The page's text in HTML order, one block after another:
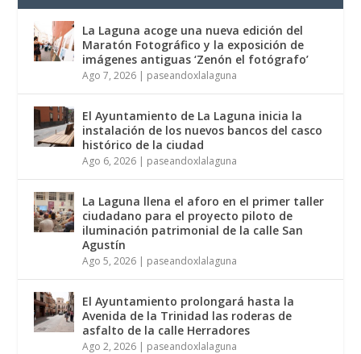
La Laguna acoge una nueva edición del
Maratón Fotográfico y la exposición de
imágenes antiguas ‘Zenón el fotógrafo’
Ago 7, 2026 | paseandoxlalaguna
El Ayuntamiento de La Laguna inicia la
instalación de los nuevos bancos del casco
histórico de la ciudad
Ago 6, 2026 | paseandoxlalaguna
La Laguna llena el aforo en el primer taller
ciudadano para el proyecto piloto de
iluminación patrimonial de la calle San
Agustín
Ago 5, 2026 | paseandoxlalaguna
El Ayuntamiento prolongará hasta la
Avenida de la Trinidad las roderas de
asfalto de la calle Herradores
Ago 2, 2026 | paseandoxlalaguna